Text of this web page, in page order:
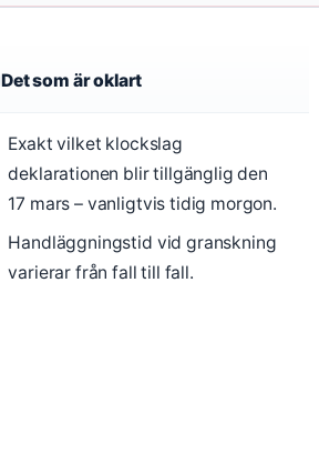
Det som är oklart
Exakt vilket klockslag
deklarationen blir tillgänglig den
17 mars – vanligtvis tidig morgon.
Handläggningstid vid granskning
varierar från fall till fall.